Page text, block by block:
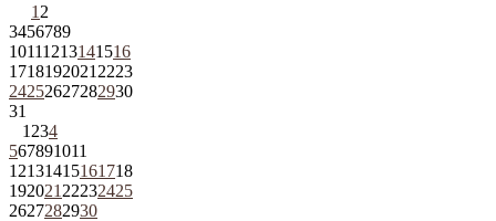
1 2
3456789
10111213141516
1718192021 2223
24252627282930
31
1 234
567891011
12131415161718
192021 22232425
2627282930